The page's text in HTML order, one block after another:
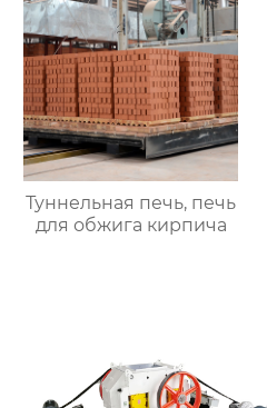
Туннельная печь, печь
для обжига кирпича